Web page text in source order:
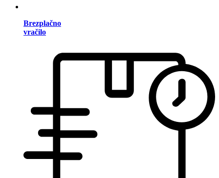
Brezplačno
vračilo